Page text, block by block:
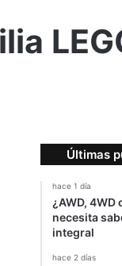
Últimas
hace 1 día
¿AWD,
necesita
integral
hace 2 días